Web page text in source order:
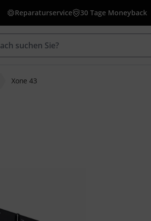
Reparaturservice 30 Tage Moneyback
Xone 43